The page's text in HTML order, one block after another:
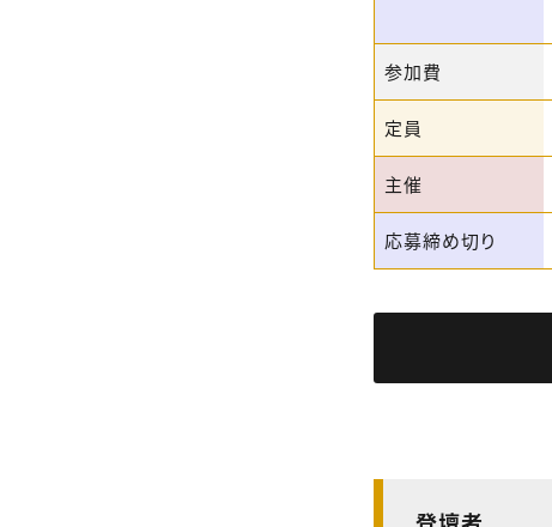
参加費
定員
主催
応募締め切り